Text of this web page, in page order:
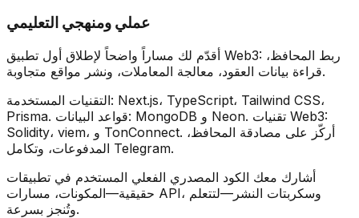
عملي ومنهجي التعليمي
أقدّم لك مساراً واضحاً لإطلاق أول تطبيق Web3: ربط المحافظ،
قراءة بيانات العقود، معالجة المعاملات، ونشر مواقع متجاوبة.
التقنيات المستخدمة: Next.js، TypeScript، Tailwind CSS،
Prisma
. قواعد البيانات: MongoDB و Neon
. تقنيات Web3:
Solidity، viem، و TonConnect. أركّز على مصادقة المحافظ،
المدفوعات، وتكامل Telegram.
أشارك معك الكود المصدري الفعلي المستخدم في تطبيقات
حقيقية—المكونات، مسارات API، وسكربتات النشر—لتتعلم
وتُنجز بسرعة.